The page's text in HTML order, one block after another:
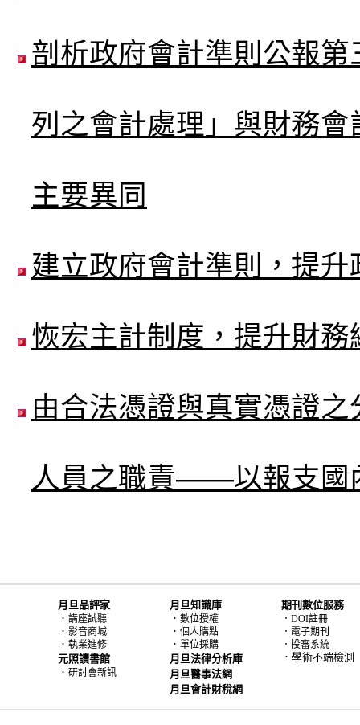
剖析政府會計準則公報
列之會計處理」與財務
主要異同
建立政府會計準則，提
恢宏主計制度，提升財務
由合法憑證與真實憑證
人員之職責——以報支國
月旦品評家
． 講座試聽
． 影音商城
． 執業進修
元照讀書館
． 研討會新訊
月旦知識庫
． 數位授權
． 個人購點
． 單位採購
月旦法律分析庫
月旦醫事法網
月旦會計財稅網
期刊數位服務
．DOI註冊
．電子期刊
．投審系統
．學術不端檢測